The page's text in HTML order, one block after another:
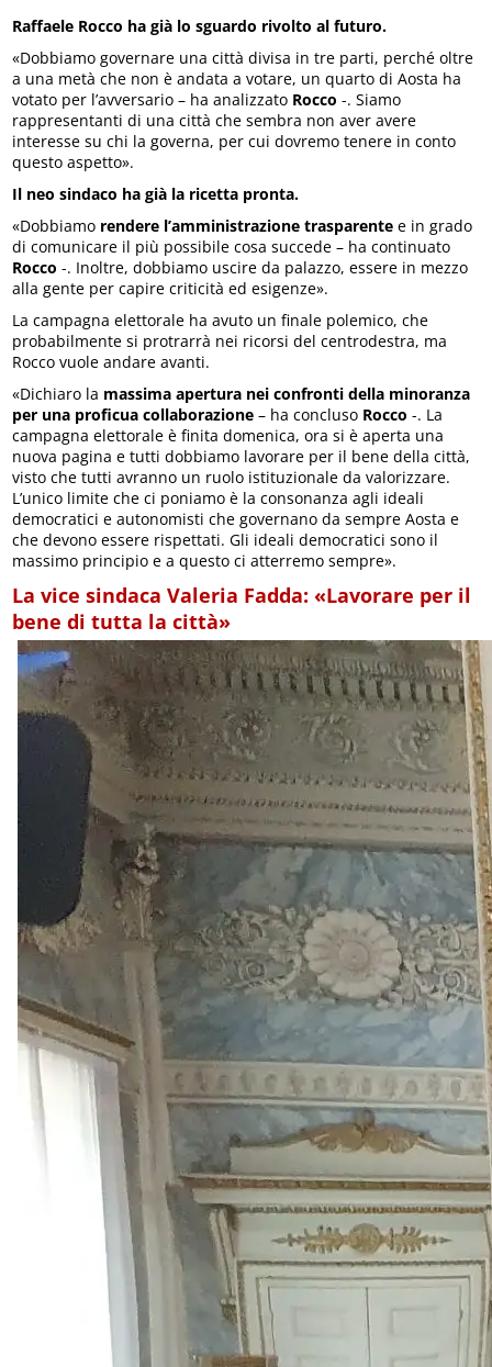
Raffaele Rocco ha già lo sguardo rivolto al futuro.
«Dobbiamo governare una città divisa in tre parti, perché oltre
a una metà che non è andata a votare, un quarto di Aosta ha
votato per l’avversario – ha analizzato Rocco -. Siamo
rappresentanti di una città che sembra non aver avere
interesse su chi la governa, per cui dovremo tenere in conto
questo aspetto».
Il neo sindaco ha già la ricetta pronta.
«Dobbiamo rendere l’amministrazione trasparente e in grado
di comunicare il più possibile cosa succede – ha continuato
Rocco -. Inoltre, dobbiamo uscire da palazzo, essere in mezzo
alla gente per capire criticità ed esigenze».
La campagna elettorale ha avuto un finale polemico, che
probabilmente si protrarrà nei ricorsi del centrodestra, ma
Rocco vuole andare avanti.
«Dichiaro la massima apertura nei confronti della minoranza
per una proficua collaborazione – ha concluso Rocco -. La
campagna elettorale è finita domenica, ora si è aperta una
nuova pagina e tutti dobbiamo lavorare per il bene della città,
visto che tutti avranno un ruolo istituzionale da valorizzare.
L’unico limite che ci poniamo è la consonanza agli ideali
democratici e autonomisti che governano da sempre Aosta e
che devono essere rispettati. Gli ideali democratici sono il
massimo principio e a questo ci atterremo sempre».
La vice sindaca Valeria Fadda: «Lavorare per il
bene di tutta la città»